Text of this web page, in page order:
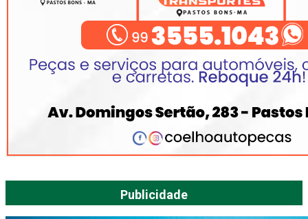
Publicidade